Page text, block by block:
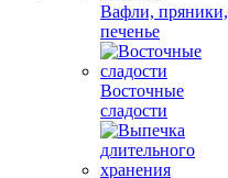
Вафли, пряники,
печенье
Восточные
сладости